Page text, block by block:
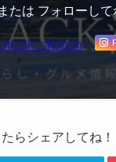
たは フォローして
らシェアしてね！